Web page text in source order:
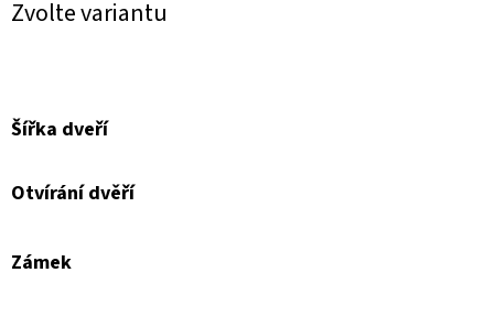
cena:
Zvolte variantu
Šířka dveří
Otvírání dvěří
Zámek